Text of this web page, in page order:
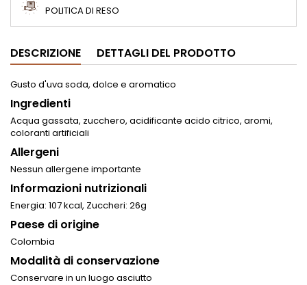
POLITICA DI RESO
DESCRIZIONE DETTAGLI DEL PRODOTTO
Gusto d'uva soda, dolce e aromatico
Ingredienti
Acqua gassata, zucchero, acidificante acido citrico, aromi,
coloranti artificiali
Allergeni
Nessun allergene importante
Informazioni nutrizionali
Energia: 107 kcal, Zuccheri: 26g
Paese di origine
Colombia
Modalità di conservazione
Conservare in un luogo asciutto